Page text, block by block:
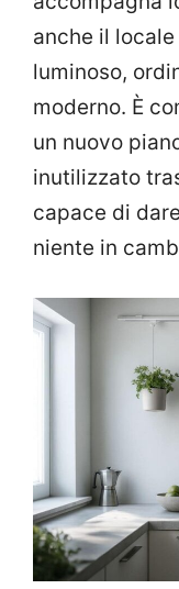
anche il
luminoso,
moderno. È
un nuovo
inutilizzato
capace di
niente in